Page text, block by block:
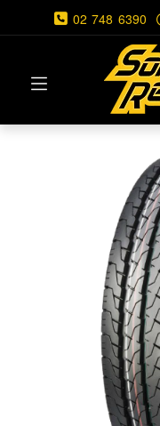
02 748 6390